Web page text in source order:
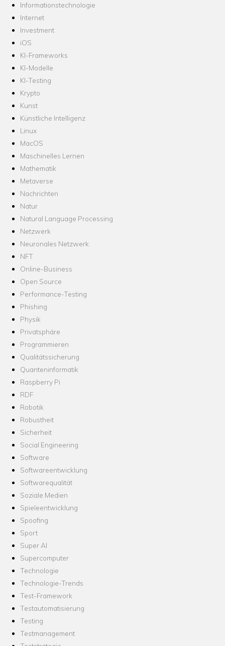
Informationstechnologie
Internet
Investment
iOS
KI-Frameworks
KI-Modelle
KI-Testing
Krypto
Kunst
Künstliche Intelligenz
Linux
MacOS
Maschinelles Lernen
Mathematik
Metaverse
Nachrichten
Natur
Natural Language Processing
Netzwerk
Neuronales Netzwerk
NFT
Online-Business
Open Source
Performance-Testing
Phishing
Physik
Privatsphäre
Programmieren
Qualitätssicherung
Quanteninformatik
Raspberry Pi
RDF
Robotik
Robustheit
Sicherheit
Social Engineering
Software
Softwareentwicklung
Softwarequalität
Soziale Medien
Spieleentwicklung
Spoofing
Sport
Super AI
Supercomputer
Technologie
Technologie-Trends
Test-Framework
Testautomatisierung
Testing
Testmanagement